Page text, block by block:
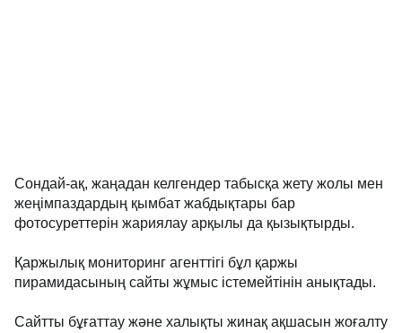
Сондай-ақ, жаңадан келгендер табысқа жету жолы мен
жеңімпаздардың қымбат жабдықтары бар
фотосуреттерін жариялау арқылы да қызықтырды.
Қаржылық мониторинг агенттігі бұл қаржы
пирамидасының сайты жұмыс істемейтінін анықтады.
Сайтты бұғаттау және халықты жинақ ақшасын жоғалту